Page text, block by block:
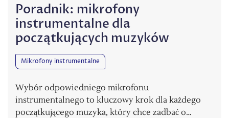
Poradnik: mikrofony
instrumentalne dla
początkujących muzyków
Mikrofony instrumentalne
Wybór odpowiedniego mikrofonu
instrumentalnego to kluczowy krok dla każdego
początkującego muzyka, który chce zadbać o…